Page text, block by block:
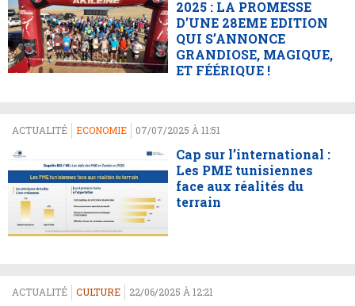
2025 : LA PROMESSE
D’UNE 28EME EDITION
QUI S’ANNONCE
GRANDIOSE, MAGIQUE,
ET FÉÉRIQUE !
ACTUALITÉ ECONOMIE 07/07/2025 À 11:51
Cap sur l’international :
Les PME tunisiennes
face aux réalités du
terrain
ACTUALITÉ CULTURE 22/06/2025 À 12:21